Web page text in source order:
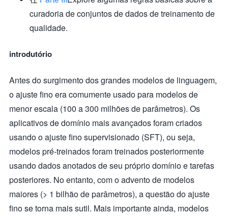
curadoria de conjuntos de dados de treinamento de
qualidade.
introdutório
Antes do surgimento dos grandes modelos de linguagem,
o ajuste fino era comumente usado para modelos de
menor escala (100 a 300 milhões de parâmetros). Os
aplicativos de domínio mais avançados foram criados
usando o ajuste fino supervisionado (SFT), ou seja,
modelos pré-treinados foram treinados posteriormente
usando dados anotados de seu próprio domínio e tarefas
posteriores. No entanto, com o advento de modelos
maiores (> 1 bilhão de parâmetros), a questão do ajuste
fino se torna mais sutil. Mais importante ainda, modelos